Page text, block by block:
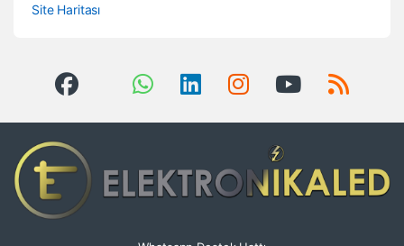
Site Haritası